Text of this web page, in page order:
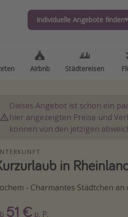
Individuelle Angebote finden
Airbnb Städtereisen
Individuelle Angebote finden
Airbnb Städtereisen
Dieses Angebot ist schon ein
hier angezeigten Preise und
können von den jetzigen
in
- Charmantes Städtchen an
51 € p. P.